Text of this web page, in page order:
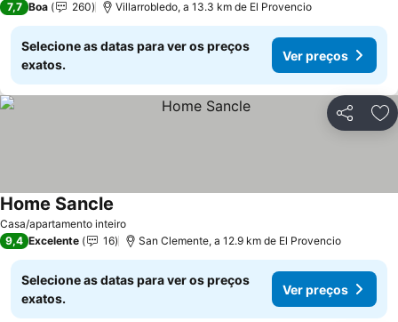
7,7 Boa 260 Villarrobledo, a 13.3 km de El Provencio
Selecione as datas para ver os preços
exatos.
Ver preços
Partilhar
Casa/apartamento inteiro
Home Sancle
9,4 Excelente 16 San Clemente, a 12.9 km de El Provencio
Selecione as datas para ver os preços
exatos.
Ver preços